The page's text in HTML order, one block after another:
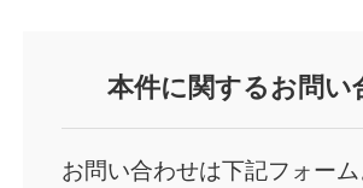
本件に関するお問い
お問い合わせは下記フォー